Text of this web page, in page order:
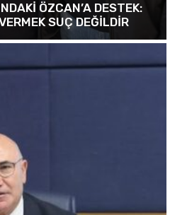
ÖZCAN’A DESTEK:
SUÇ DEĞİLDİR